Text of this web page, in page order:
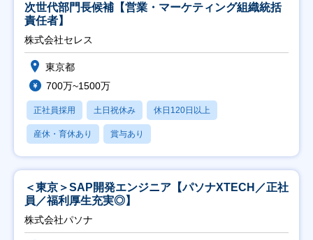
次世代部門長候補【営業・マーケティング組織統括
責任者】
株式会社セレス
東京都
700万~1500万
正社員採用 土日祝休み 休日120日以上
産休・育休あり 賞与あり
＜東京＞SAP開発エンジニア【パソナXTECH／正社
員／福利厚生充実◎】
株式会社パソナ